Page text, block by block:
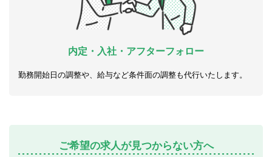
内定・入社・アフターフォロー
勤務開始日の調整や、給与など条件面の調整も代行いたします。
ご希望の求人が見つからない方へ